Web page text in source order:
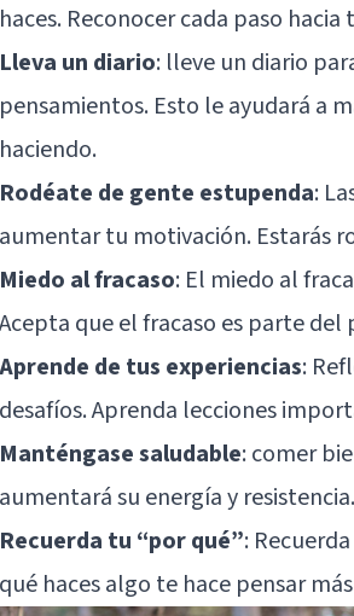
haces. Reconocer cada paso
Lleva un diario: lleve un diario
pensamientos. Esto le ayudará a
haciendo.
Rodéate de gente estupenda:
aumentar tu motivación. Estarás
Miedo al fracaso: El miedo al
Acepta que el fracaso es parte
Aprende de tus experiencias:
desafíos. Aprenda lecciones
Manténgase saludable: comer
aumentará su energía y resistencia.
Recuerda tu “por qué”:
qué haces algo te hace pensar